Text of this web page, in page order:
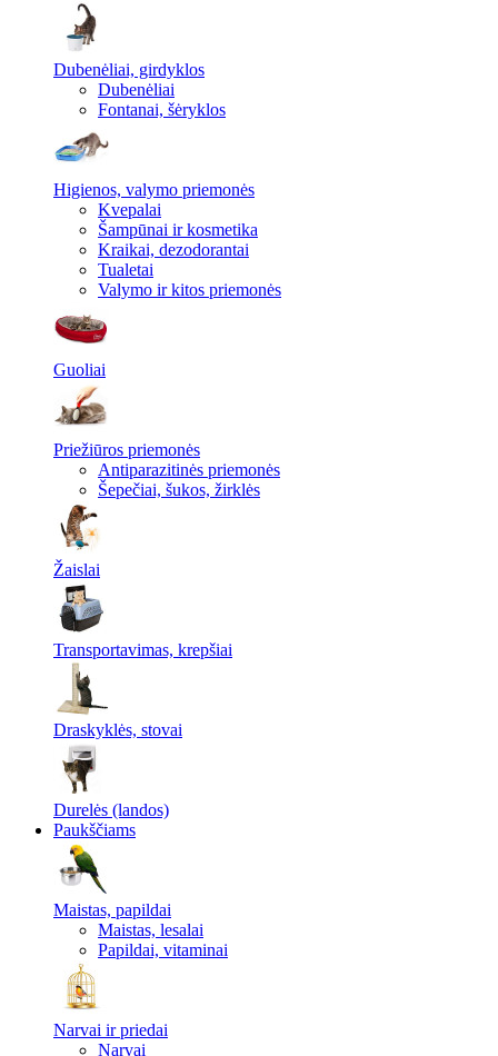
Dubenėliai, girdyklos
Dubenėliai
Fontanai, šėryklos
Higienos, valymo priemonės
Kvepalai
Šampūnai ir kosmetika
Kraikai, dezodorantai
Tualetai
Valymo ir kitos priemonės
Guoliai
Priežiūros priemonės
Antiparazitinės priemonės
Šepečiai, šukos, žirklės
Žaislai
Transportavimas, krepšiai
Draskyklės, stovai
Durelės (landos)
Paukščiams
Maistas, papildai
Maistas, lesalai
Papildai, vitaminai
Narvai ir priedai
Narvai